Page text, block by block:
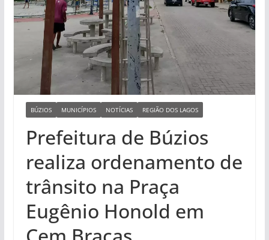
BÚZIOS MUNICÍPIOS NOTÍCIAS REGIÃO DOS LAGOS
Prefeitura de Búzios
realiza ordenamento de
trânsito na Praça
Eugênio Honold em